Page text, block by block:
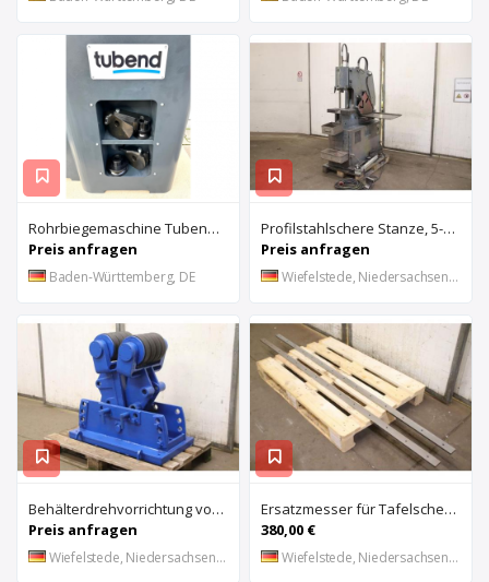
Rohrbiegemaschine Tubend TB 42 hydraulisch Neumaschine
Preis anfragen
Baden-Württemberg, DE
Profilstahlschere Stanze, 5-fach kombiniert von Mubea – HIW 600
Preis anfragen
Wiefelstede, Niedersachsen, DE
Behälterdrehvorrichtung von unbekannt – Rollenabstand 290 bis 1205 mm
Preis anfragen
Wiefelstede, Niedersachsen, DE
Ersatzmesser für Tafelschere 2 Stück von RAS – Messergröße 49/12/2080 mm
380,00 €
Wiefelstede, Niedersachsen, DE